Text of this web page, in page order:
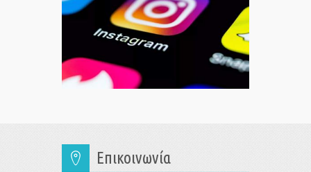
Επικοινωνία